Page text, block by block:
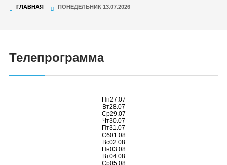
ГЛАВНАЯ ПОНЕДЕЛЬНИК 13.07.2026
Телепрограмма
Пн27.07
Вт28.07
Ср29.07
Чт30.07
Пт31.07
Сб01.08
Вс02.08
Пн03.08
Вт04.08
Ср05.08